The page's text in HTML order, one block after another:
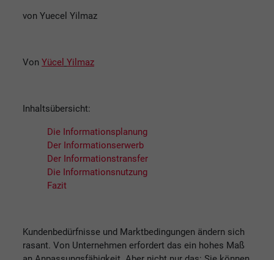
von Yuecel Yilmaz
Von Yücel Yilmaz
Inhaltsübersicht:
Die Informationsplanung
Der Informationserwerb
Der Informationstransfer
Die Informationsnutzung
Fazit
Kundenbedürfnisse und Marktbedingungen ändern sich
rasant. Von Unternehmen erfordert das ein hohes Maß